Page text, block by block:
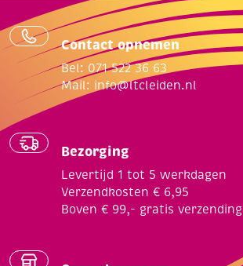
Contact opnemen
Bel: 071 522 36 63
Mail: info@ltcleiden.nl
Bezorging
Levertijd 1 tot 5 werkdagen
Verzendkosten € 6,95
Boven € 99,- gratis verzending